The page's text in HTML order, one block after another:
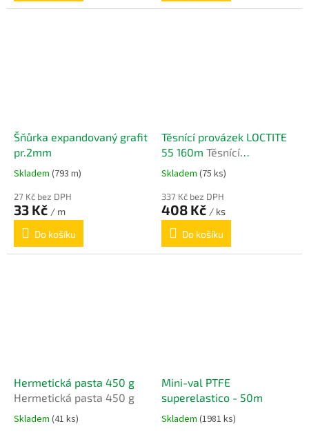
Šňůrka expandovaný grafit
pr.2mm
Skladem (793 m)
27 Kč bez DPH
33 Kč / m
Do košíku
Těsnící provázek LOCTITE
55 160m Těsnící
provázekloctite 55 160m
Skladem (75 ks)
337 Kč bez DPH
408 Kč / ks
Do košíku
Hermetická pasta 450 g
Hermetická pasta 450 g
Skladem (41 ks)
Mini-val PTFE
superelastico - 50m
Skladem (1981 ks)